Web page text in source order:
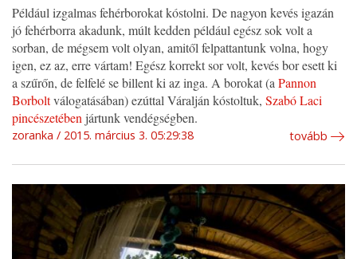
Például izgalmas fehérborokat kóstolni. De nagyon kevés igazán
jó fehérborra akadunk, múlt kedden például egész sok volt a
sorban, de mégsem volt olyan, amitől felpattantunk volna, hogy
igen, ez az, erre vártam! Egész korrekt sor volt, kevés bor esett ki
a szűrőn, de felfelé se billent ki az inga. A borokat (a Pannon
Borboltválogatásában) ezúttal Váralján kóstoltuk, Szabó Laci
pincészetében jártunk vendégségben.
zoranka 2015. március 3. 05:29:38 tovább